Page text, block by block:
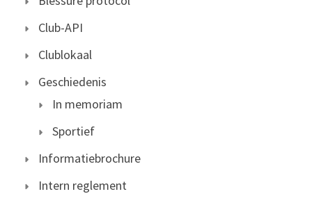
Club-API
Clublokaal
Geschiedenis
In memoriam
Sportief
Informatiebrochure
Intern reglement